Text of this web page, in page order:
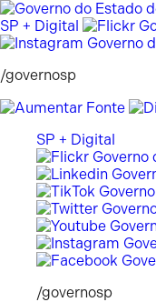
Pular
para
o
SP + Digital
/governosp
SP + Digital
/governosp